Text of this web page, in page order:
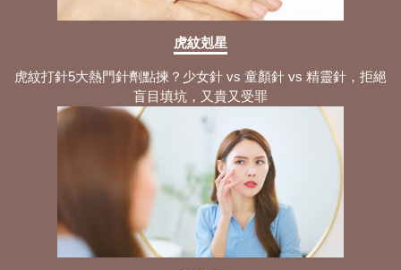
+舒緩與解決方法！
側睡鼻鼾最全攻略：3大鼻鼾成因+睡姿
鼻鼾貼原理：認知3大產品種類+止鼻鼾
貼使用步驟與注意事項！
鹽水洗鼻方法：拆解5大步驟與最全注意
事項 洗對了才能緩解症狀！
自製鹽水洗鼻：盤點3大適用症狀+洗鼻
過程 掌握正規方法趁現在！
睡眠窒息症指數解析：4大睡眠呼吸中止
原因+專業緩解方法分享！
虎紋剋星
虎紋打針5大熱門針劑點揀？少女針 vs 童顏針 vs 精靈針，拒絕
盲目填坑，又貴又受罪